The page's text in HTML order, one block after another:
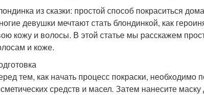
из сказки: простой способ покраситься дома
девушки мечтают стать блондинкой, как
кожу и волосы. В этой статье мы расскажем
и коже.
тем, как начать процесс покраски, необходимо
средств и масел. Затем нанесите